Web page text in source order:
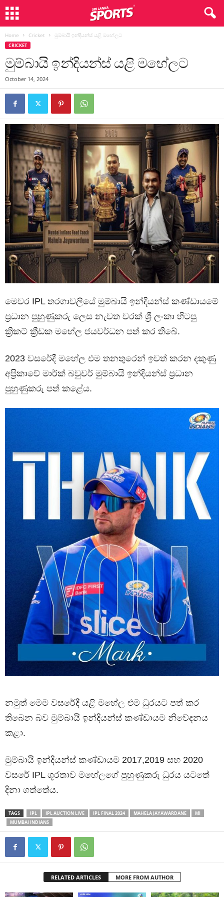
Home Cricket මුම්බායි ඉන්දියන්ස් යළි මහේලට
CRICKET
මුම්බායි ඉන්දියන්ස් යළි මහේලට
October 14, 2024
මෙවර IPL තරගාවලියේ මුම්බායි ඉන්දියන්ස් කණ්ඩායමේ
ප්‍රධාන පුහුණුකරු ලෙස නැවත වරක් ශ්‍රී ලංකා හිටපු
ක්‍රිකට් ක්‍රීඩක මහේල ජයවර්ධන පත් කර තිබේ.
2023 වසරේදී මහේල එම තනතුරෙන් ඉවත් කරන දකුණු
අප්‍රිකාවේ මාර්ක් බවුචර් මුම්බායි ඉන්දියන්ස් ප්‍රධාන
පුහුණුකරු පත් කළේය.
නමුත් මෙම වසරේදී යළි මහේල එම ධුරයට පත් කර
තිබෙන බව මුම්බායි ඉන්දියන්ස් කණ්ඩායම නිවේදනය
කළා.
මුම්බායි ඉන්දියන්ස් කණ්ඩායම 2017,2019 සහ 2020
වසරේ IPL ශූරතාව මහේලගේ පුහුණුකරු ධුරය යටතේ
දිනා ගත්තේය.
TAGS IPL IPL AUCTION LIVE IPL FINAL 2024 MAHELA JAYAWARDANE
MI
MUMBAI INDIANS
RELATED ARTICLES MORE FROM AUTHOR